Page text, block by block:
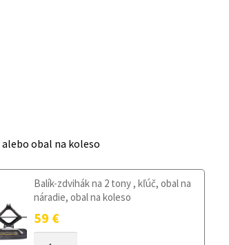
obal na koleso
Balík-zdvihák na 2 tony , kľúč, obal na
náradie, obal na koleso
59 €